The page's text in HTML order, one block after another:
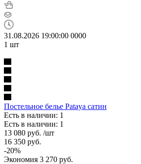
31.08.2026 19:00:00 0000
1 шт
Постельное белье Pataya сатин
Есть в наличии: 1
Есть в наличии: 1
13 080 руб. /шт
16 350 руб.
-20%
Экономия 3 270 руб.